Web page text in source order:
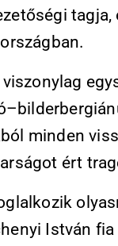
minden
ért
István fia